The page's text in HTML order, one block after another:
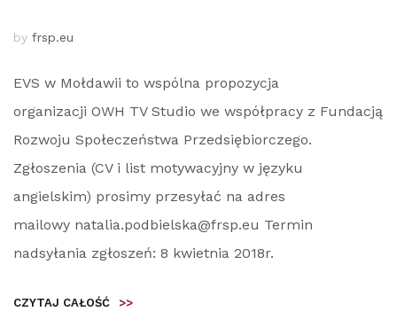
by frsp.eu
EVS w Mołdawii to wspólna propozycja
organizacji OWH TV Studio we współpracy z Fundacją
Rozwoju Społeczeństwa Przedsiębiorczego.
Zgłoszenia (CV i list motywacyjny w języku
angielskim) prosimy przesyłać na adres
mailowy natalia.podbielska@frsp.eu Termin
nadsyłania zgłoszeń: 8 kwietnia 2018r.
CZYTAJ CAŁOŚĆ >>